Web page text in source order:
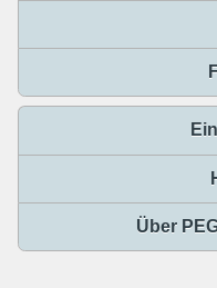
Über